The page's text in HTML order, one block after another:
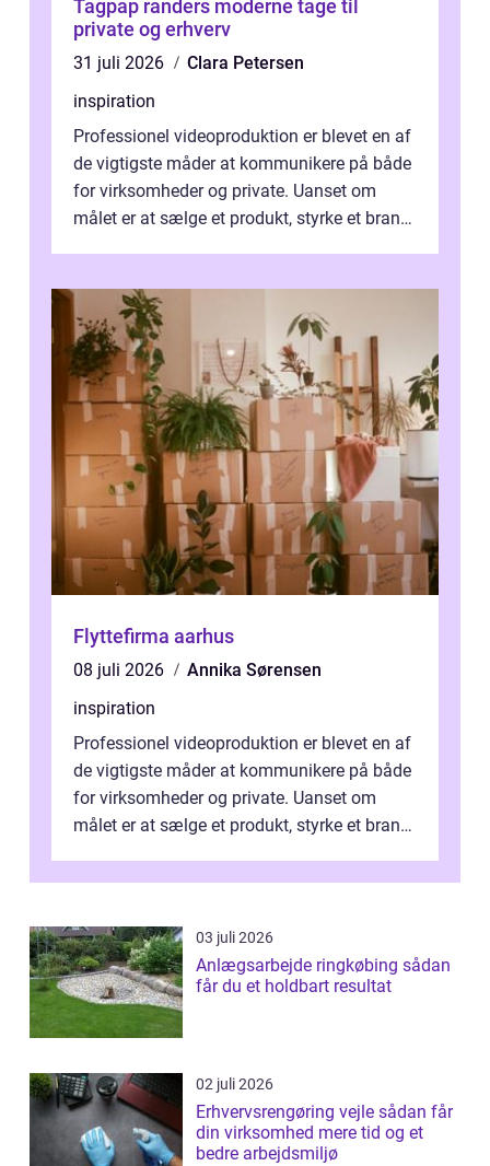
Tagpap randers moderne tage til
private og erhverv
31 juli 2026
Clara Petersen
inspiration
Professionel videoproduktion er blevet en af
de vigtigste måder at kommunikere på både
for virksomheder og private. Uanset om
målet er at sælge et produkt, styrke et brand,
Flyttefirma aarhus
08 juli 2026
Annika Sørensen
inspiration
Professionel videoproduktion er blevet en af
de vigtigste måder at kommunikere på både
for virksomheder og private. Uanset om
målet er at sælge et produkt, styrke et brand,
03 juli 2026
Anlægsarbejde ringkøbing sådan
får du et holdbart resultat
02 juli 2026
Erhvervsrengøring vejle sådan får
din virksomhed mere tid og et
bedre arbejdsmiljø